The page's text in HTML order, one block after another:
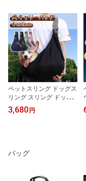
ペットスリング ドッグス
リング スリング ドッグ
バッグ 飛び出し防止 犬
猫 抱っこ紐 抱っこ お出
ト 長さ調節 ギンガムチ
ェック超軽量 父の日 母
3,680円
バッグ